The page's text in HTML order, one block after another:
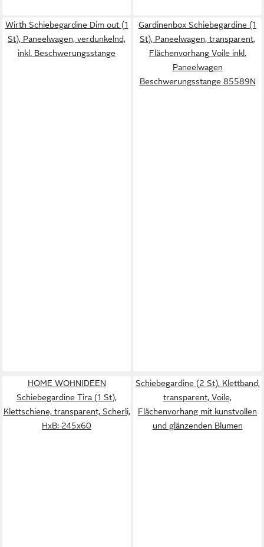
Wirth Schiebegardine Dim out (1
St), Paneelwagen, verdunkelnd,
inkl. Beschwerungsstange
Gardinenbox Schiebegardine (1
St), Paneelwagen, transparent,
Flächenvorhang Voile inkl.
Paneelwagen
Beschwerungsstange 85589N
HOME WOHNIDEEN
Schiebegardine Tira (1 St),
Klettschiene, transparent, Scherli,
HxB: 245x60
Schiebegardine (2 St), Klettband,
transparent, Voile,
Flächenvorhang mit kunstvollen
und glänzenden Blumen